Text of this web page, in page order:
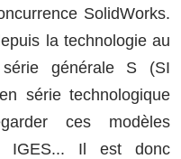
SolidWorks.
la technologie au
générale S (SI
série technologique
ces modèles
IGES... Il est donc